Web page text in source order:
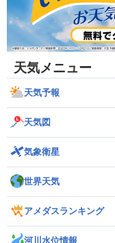
天気メニュー
天気予報
天気図
気象衛星
世界天気
アメダスランキング
河川水位情報